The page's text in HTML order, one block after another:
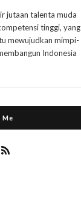
jutaan talenta muda
tinggi, yang
mewujudkan mimpi-
Indonesia
Me